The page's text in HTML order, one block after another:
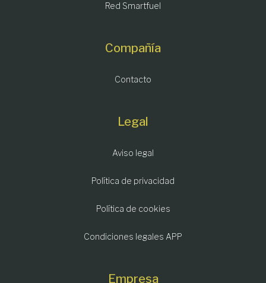
Red Smartfuel
Compañía
Contacto
Legal
Aviso legal
Política de privacidad
Política de cookies
Condiciones legales APP
Empresa